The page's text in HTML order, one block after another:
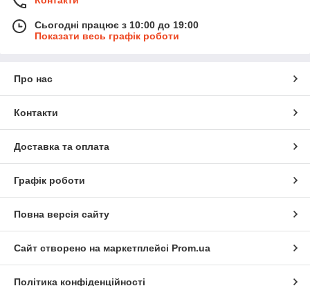
Сьогодні працює з 10:00 до 19:00
Показати весь графік роботи
Про нас
Контакти
Доставка та оплата
Графік роботи
Повна версія сайту
Сайт створено на маркетплейсі Prom.ua
Політика конфіденційності